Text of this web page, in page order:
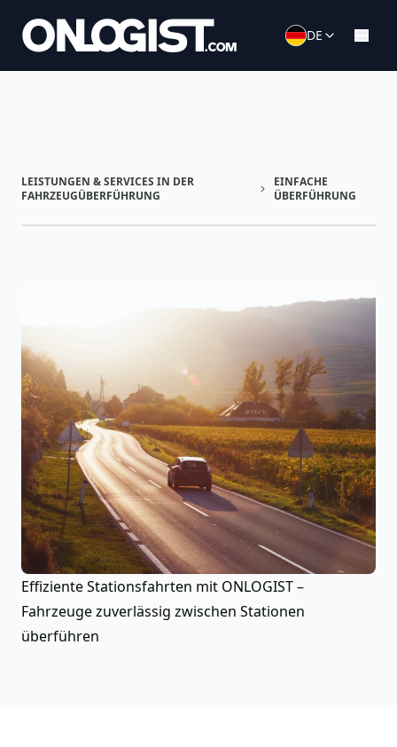
DE
LEISTUNGEN & SERVICES IN DER
FAHRZEUGÜBERFÜHRUNG
EINFACHE
ÜBERFÜHRUNG
Effiziente Stationsfahrten mit ONLOGIST –
Fahrzeuge zuverlässig zwischen Stationen
überführen